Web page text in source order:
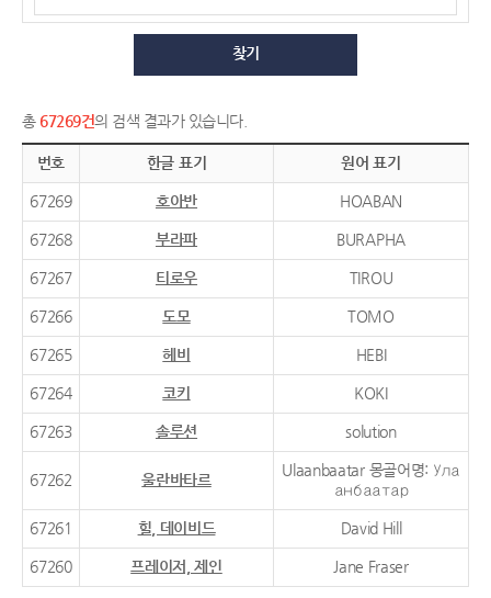
찾기
총 67269건의 검색 결과가 있습니다.
번호 한글 표기 원어 표기
67269 호아반 HOABAN
67268 부라파 BURAPHA
67267 티로우 TIROU
67266 도모 TOMO
67265 헤비 HEBI
67264 코키 KOKI
67263 솔루션 solution
67262 울란바타르
Ulaanbaatar 몽골어명: Ула
анбаатар
67261 힐, 데이비드 David Hill
67260 프레이저, 제인 Jane Fraser